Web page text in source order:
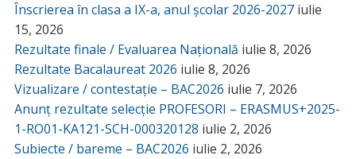
Înscrierea în clasa a IX-a, anul școlar 2026-2027 iulie
15, 2026
Rezultate finale / Evaluarea Națională iulie 8, 2026
Rezultate Bacalaureat 2026 iulie 8, 2026
Vizualizare / contestație – BAC2026 iulie 7, 2026
Anunț rezultate selecție PROFESORI – ERASMUS+2025-
1-RO01-KA121-SCH-000320128 iulie 2, 2026
Subiecte / bareme – BAC2026 iulie 2, 2026